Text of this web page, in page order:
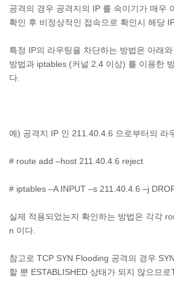
공격의 경우 공격지의 IP 를 속이기가 매우
확인 후 비정상적인 접속으로 확인시 해당
특정 IP의 라우팅을 차단하는 방법은 아래
방법과 iptables (커널 2.4 이상) 를 이용한
다.
예) 공격지 IP 인 211.40.4.6 으로부터의 라
# route add –host 211.40.4.6 reject
# iptables –A INPUT –s 211.40.4.6 –j
실제 적용되었는지 확인하는 방법은 각각
n 이다.
참고로 TCP SYN Flooding 공격의 경우
할 뿐 ESTABLISHED 상태가 되지 않으므